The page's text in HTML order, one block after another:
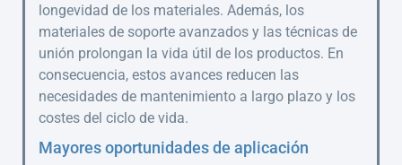
longevidad de los materiales. Además, los
materiales de soporte avanzados y las técnicas de
unión prolongan la vida útil de los productos. En
consecuencia, estos avances reducen las
necesidades de mantenimiento a largo plazo y los
costes del ciclo de vida.
Mayores oportunidades de aplicación